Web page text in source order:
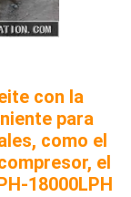
con la
para
como el
el
18000LPH